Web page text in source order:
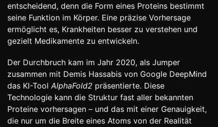
entscheidend, denn die Form eines Proteins bestimmt
seine Funktion im Körper. Eine präzise Vorhersage
ermöglicht es, Krankheiten besser zu verstehen und
gezielt Medikamente zu entwickeln.
Der Durchbruch kam im Jahr 2020, als Jumper
zusammen mit Demis Hassabis von Google DeepMind
das KI-Tool AlphaFold2 präsentierte. Diese
Technologie kann die Struktur fast aller bekannten
Proteine vorhersagen – und das mit einer Genauigkeit,
die nur um die Breite eines Atoms von der Realität